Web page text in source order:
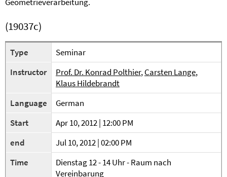
(19037c)
Type
Seminar
Instructor
Prof. Dr. Konrad Polthier,Carsten Lange,
Klaus Hildebrandt
Language
German
Start
Apr 10, 2012 | 12:00 PM
end
Jul 10, 2012 | 02:00 PM
Time
Dienstag 12 - 14 Uhr - Raum nach
Vereinbarung